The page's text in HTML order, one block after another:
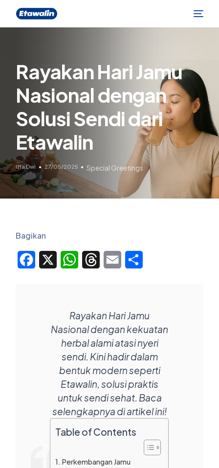
Rayakan Hari Jamu
Nasional dengan
Solusi Sendi dari
Etawalin
Iffa Dwi 27/05/2025 Special Greetings
Bagikan
Facebook WhatsAppThreadsEmail
Rayakan Hari Jamu
Nasional dengan kekuatan
herbal alami atasi nyeri
sendi. Kini hadir dalam
bentuk modern seperti
Etawalin, solusi praktis
untuk sendi sehat. Baca
selengkapnya di artikel ini!
Table of Contents
Perkembangan Jamu